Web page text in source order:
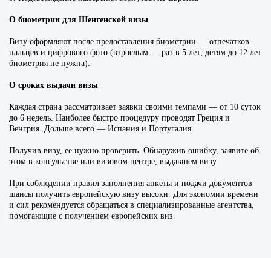
О биометрии для Шенгенской визы
Визу оформляют после предоставления биометрии — отпечатков
пальцев и цифрового фото (взрослым — раз в 5 лет; детям до 12 лет
биометрия не нужна).
О сроках выдачи визы
Каждая страна рассматривает заявки своими темпами — от 10 суток
до 6 недель. Наиболее быстро процедуру проводят Греция и
Венгрия. Дольше всего — Испания и Португалия.
Получив визу, ее нужно проверить. Обнаружив ошибку, заявите об
этом в консульстве или визовом центре, выдавшем визу.
При соблюдении правил заполнения анкеты и подачи документов
шансы получить европейскую визу высоки. Для экономии времени
и сил рекомендуется обращаться в специализированные агентства,
помогающие с получением европейских виз.